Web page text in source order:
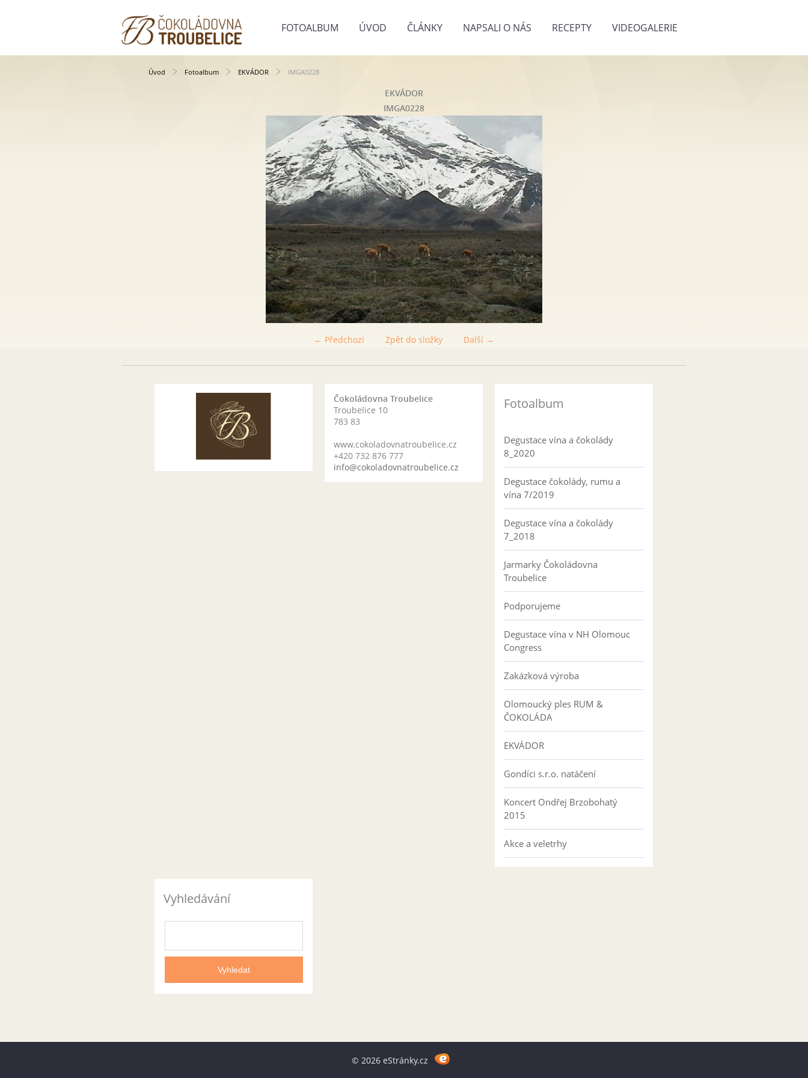
FOTOALBUM ÚVOD ČLÁNKY NAPSALI O NÁS RECEPTY VIDEOGALERIE
Úvod Fotoalbum EKVÁDOR IMGA0228
EKVÁDOR
IMGA0228
← Předchozí Další →
Zpět do složky
Čokoládovna Troubelice
Troubelice 10
783 83
www.cokoladovnatroubelice.cz
+420 732 876 777
info@cokoladovnatroubelice.cz
Fotoalbum
Degustace vína a čokolády
8_2020
Degustace čokolády, rumu a
vína 7/2019
Degustace vína a čokolády
7_2018
Jarmarky Čokoládovna
Troubelice
Podporujeme
Degustace vína v NH Olomouc
Congress
Zakázková výroba
Olomoucký ples RUM &
ČOKOLÁDA
EKVÁDOR
Gondíci s.r.o. natáčení
Koncert Ondřej Brzobohatý
2015
Akce a veletrhy
Vyhledávání
© 2026 eStránky.cz